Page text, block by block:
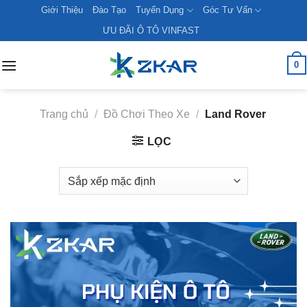
content
Giới Thiệu Đào Tạo Tuyển Dụng
Góc Tư Vấn
ƯU ĐÃI Ô TÔ VINFAST
0
Trang chủ / Đồ Chơi Theo Xe / Land Rover
LỌC